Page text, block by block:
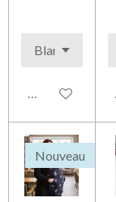
Voir les détails
Nouveau